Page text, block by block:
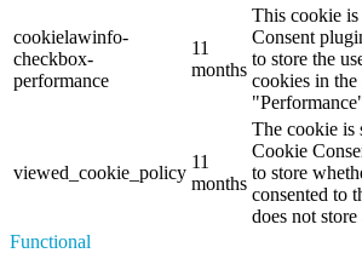
cookielawinfo-
checkbox-
performance
11
months
This cookie
Consent
to store the
cookies in the
viewed_cookie_policy
11
months
The cookie is
Cookie
to store
consented to
does not
Functional